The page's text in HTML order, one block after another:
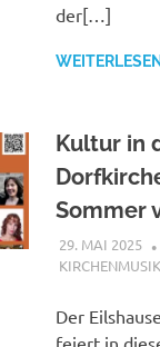
der[…]
WEITERLESEN
Kultur in
Sommer
29. MAI 2025
KIRCHENMUSIK
Der